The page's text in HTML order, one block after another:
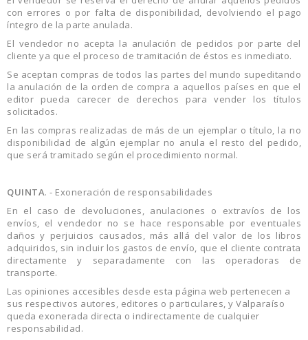
con errores o por falta de disponibilidad, devolviendo el pago
íntegro de la parte anulada.
El vendedor no acepta la anulación de pedidos por parte del
cliente ya que el proceso de tramitación de éstos es inmediato.
Se aceptan compras de todos las partes del mundo supeditando
la anulación de la orden de compra a aquellos países en que el
editor pueda carecer de derechos para vender los títulos
solicitados.
En las compras realizadas de más de un ejemplar o título, la no
disponibilidad de algún ejemplar no anula el resto del pedido,
que será tramitado según el procedimiento normal.
QUINTA. - Exoneración de responsabilidades
En el caso de devoluciones, anulaciones o extravíos de los
envíos, el vendedor no se hace responsable por eventuales
daños y perjuicios causados, más allá del valor de los libros
adquiridos, sin incluir los gastos de envío, que el cliente contrata
directamente y separadamente con las operadoras de
transporte.
Las opiniones accesibles desde esta página web pertenecen a
sus respectivos autores, editores o particulares, y Valparaíso
queda exonerada directa o indirectamente de cualquier
responsabilidad.